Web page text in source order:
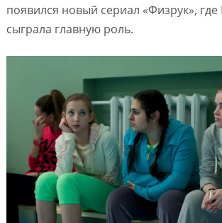
появился новый сериал «Физрук»,
сыграла главную роль.